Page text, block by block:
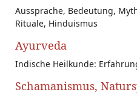
Aussprache, Bedeutung,
Rituale, Hinduismus
Ayurveda
Indische Heilkunde:
Schamanismus,